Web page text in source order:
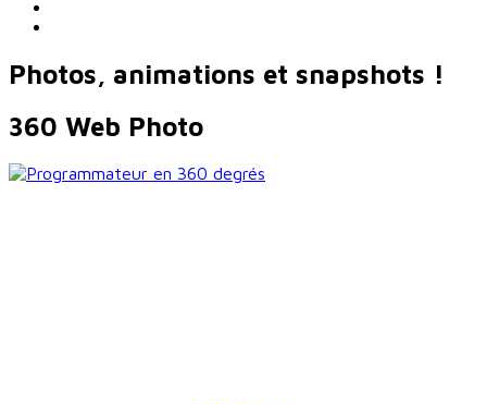
Photos, animations et snapshots !
360 Web Photo